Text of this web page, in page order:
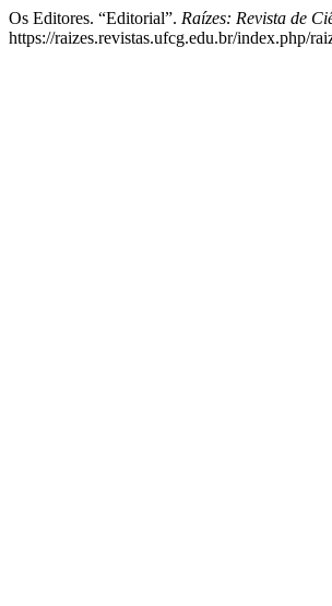
Os Editores. “Editorial”. Raízes: Revista de
https://raizes.revistas.ufcg.edu.br/index.php/